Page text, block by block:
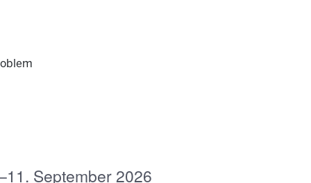
September 2026